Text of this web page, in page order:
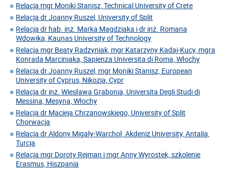
Relacja mgr Moniki Stanisz, Technical University of Crete
Relacja dr Joanny Ruszel, University of Split
Relacja dr hab. inż. Marka Magdziaka i dr inż. Romana
Wdowika, Kaunas University of Technology
Relacja mgr Beaty Radzyniak, mgr Katarzyny Kadaj-Kucy, mgra
Konrada Marciniaka, Sapienza Universita di Roma, Włochy
Relacja dr Joanny Ruszel, mgr Moniki Stanisz, European
University of Cyprus, Nikozja, Cypr
Relacja dr inż. Wiesława Grabonia, Universita Degli Studi di
Messina, Mesyna, Włochy
Relacja dr Macieja Chrzanowskiego, University of Split
Chorwacja
Relacja dr Aldony Migały-Warchoł, Akdeniz University, Antalia,
Turcja
Relacja mgr Doroty Rejman i mgr Anny Wyrostek, szkolenie
Erasmus, Hiszpania